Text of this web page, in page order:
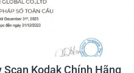
Kodak Chính Hãng